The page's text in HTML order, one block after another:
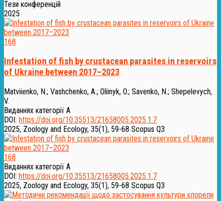
Тези конференцій
2025
168
Infestation of fish by crustacean parasites in reservoirs
of Ukraine between 2017–2023
Matviienko, N.; Vashchenko, A.; Oliinyk, O.; Savenko, N.; Shepelevych,
V.
Виданнях категорії А
DOI: https://doi.org/10.35513/21658005.2025.1.7
2025, Zoology and Ecology, 35(1), 59-68 Scopus Q3
168
Виданнях категорії А
DOI: https://doi.org/10.35513/21658005.2025.1.7
2025, Zoology and Ecology, 35(1), 59-68 Scopus Q3